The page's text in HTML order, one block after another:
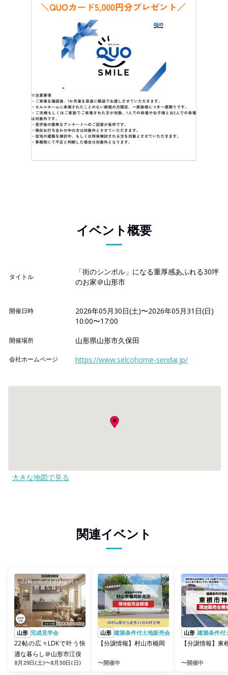
イベント概要
タイトル
「街のシンボル」になる重厚感あふれる30坪
のお家＠山形市
開催日時
2026年05月30日(土)〜2026年05月31日(日)
10:00〜17:00
開催場所 山形県山形市久保田
会社ホームページ https://www.selcohome-sendai.jp/
大きな地図で見る
関連イベント
山形 完成見学会
22帖の広々LDKで叶う快
適な暮らし＠山形市江俣
8月29日(土)〜8月30日(日)
山形 建築条件付土地販売会
【分譲情報】村山市楯岡
〜開催中
山形 建築条件付
【分譲情報】東
〜開催中